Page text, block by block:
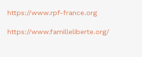
https://www.rpf-france.org
https://www.familleliberte.org/